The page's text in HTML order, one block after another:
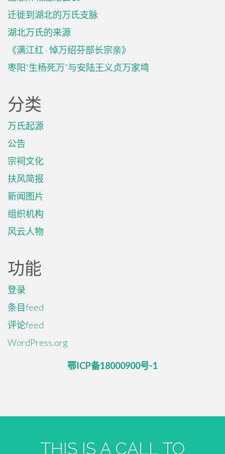
迁徙到湖北的万氏支脉
湖北万氏的来源
《满江红 · 悼万绍芬部长宗亲》
枣阳“生杨死万”与安陆王义贞万家塆
分类
万氏起源
公告
宗祠文化
扶风简报
新闻图片
组织机构
风云人物
功能
登录
条目feed
评论feed
WordPress.org
鄂ICP备18000900号-1
THIS IS A CALL TO